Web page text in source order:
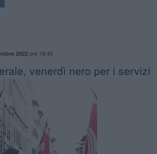
2022ore 18:45
venerdì nero per i servizi